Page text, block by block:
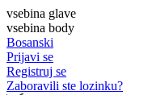
vsebina glave
vsebina body
Bosanski
Prijavi se
Registruj se
Zaboravili ste lozinku?